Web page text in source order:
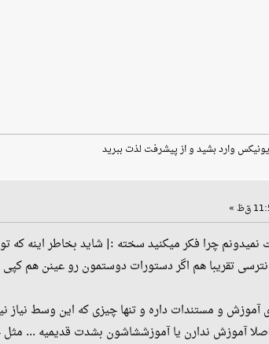
وارد بشید و از پیشرفت لذت ببرید
چرا فکر میکنید سخته :| شاید بخاطر اینه که
تقریبا هم اگر دستورات دوستمون رو عینن هم
آموزش و مستندات داره و تنها چیزی که این وسط
اصلا آموزش ندارن یا آموزششاشون بشدت قدیمیه ...